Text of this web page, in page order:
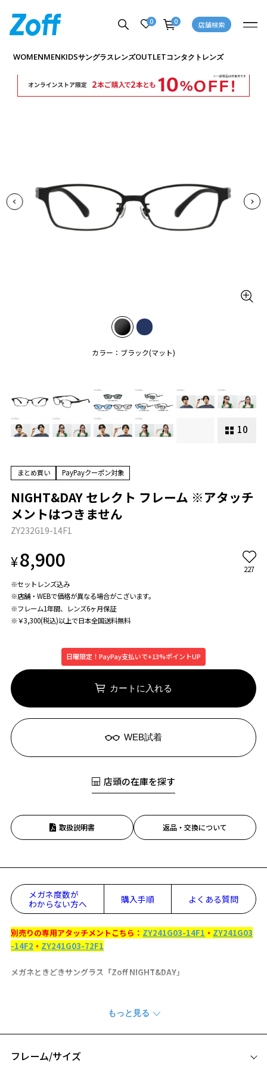
0 0 店舗検索
WOMENMENKIDSサングラスレンズOUTLETコンタクトレンズ
カラー：ブラック(マット)
10
商品詳細ページへ
まとめ買い PayPayクーポン対象
NIGHT&DAY セレクト フレーム ※アタッチ
メントはつきません
ZY232G19-14F1
¥8,900
227
※セットレンズ込み
※店舗・WEBで価格が異なる場合がこざいます。
※フレーム1年間、レンズ6ヶ月保証
※￥3,300(税込)以上で日本全国送料無料
日曜限定！PayPay支払いで+13%ポイントUP
カートに入れる
WEB試着
店頭の在庫を探す
取扱説明書 返品・交換について
メガネ度数が
わからない方へ
購入手順 よくある質問
別売りの専用アタッチメントこちら： ZY241G03-14F1 ・ ZY241G03
-14F2 ・ ZY241G03-72F1
メガネときどきサングラス「Zoff NIGHT&DAY」
別売りの専用アタッチメントをつけることでワンタッチでサングラス
フレームとアタッチメントの組み合わせは全6通り。自分好みに自由に
カスタマイズができます！
フレーム/サイズ